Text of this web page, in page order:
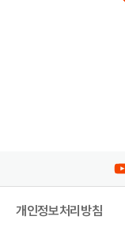
개인정보처리방침